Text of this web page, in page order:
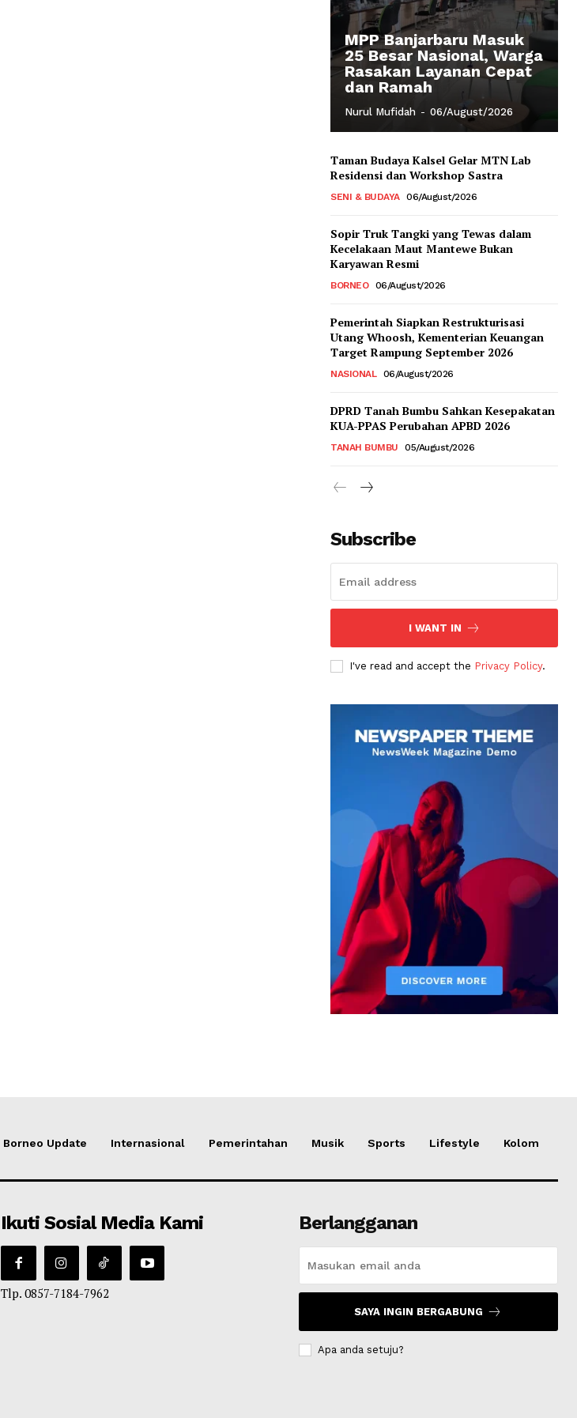
MPP Banjarbaru Masuk
25 Besar Nasional, Warga
Rasakan Layanan Cepat
dan Ramah
Nurul Mufidah - 06/August/2026
Taman Budaya Kalsel Gelar MTN Lab
Residensi dan Workshop Sastra
SENI & BUDAYA 06/August/2026
Sopir Truk Tangki yang Tewas dalam
Kecelakaan Maut Mantewe Bukan
Karyawan Resmi
BORNEO 06/August/2026
Pemerintah Siapkan Restrukturisasi
Utang Whoosh, Kementerian Keuangan
Target Rampung September 2026
NASIONAL 06/August/2026
DPRD Tanah Bumbu Sahkan Kesepakatan
KUA-PPAS Perubahan APBD 2026
TANAH BUMBU 05/August/2026
Subscribe
I WANT IN
I've read and accept the Privacy Policy.
Borneo Update Internasional Pemerintahan Musik Sports Lifestyle Kolom
Ikuti Sosial Media Kami
Tlp. 0857-7184-7962
Berlangganan
SAYA INGIN BERGABUNG
Apa anda setuju?